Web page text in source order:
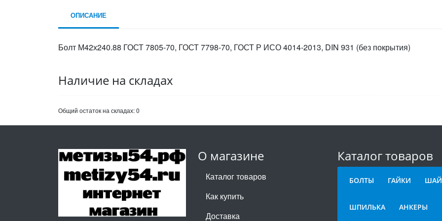
ОПИСАНИЕ
Болт М42х240.88 ГОСТ 7805-70, ГОСТ 7798-70, ГОСТ Р ИСО 4014-2013, DIN 931 (без покрытия)
Наличие на складах
Общий остаток на складах:0
О магазине
Каталог товаров
Как купить
Доставка
Каталог товаров
БОЛТЫ ГАЙКИ
ШПИЛЬКА АНКЕРЫ